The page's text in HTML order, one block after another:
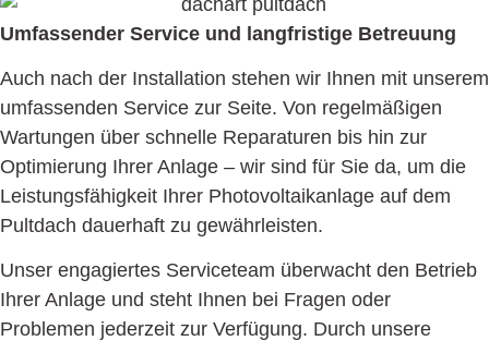
Umfassender Service und langfristige Betreuung
Auch nach der Installation stehen wir Ihnen mit unserem
umfassenden Service zur Seite. Von regelmäßigen
Wartungen über schnelle Reparaturen bis hin zur
Optimierung Ihrer Anlage – wir sind für Sie da, um die
Leistungsfähigkeit Ihrer Photovoltaikanlage auf dem
Pultdach dauerhaft zu gewährleisten.
Unser engagiertes Serviceteam überwacht den Betrieb
Ihrer Anlage und steht Ihnen bei Fragen oder
Problemen jederzeit zur Verfügung. Durch unsere